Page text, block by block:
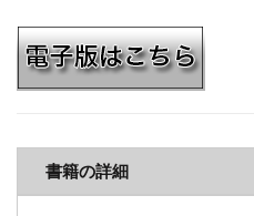
書籍の詳細